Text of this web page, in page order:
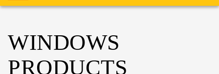
WINDOWS
PRODUCTS